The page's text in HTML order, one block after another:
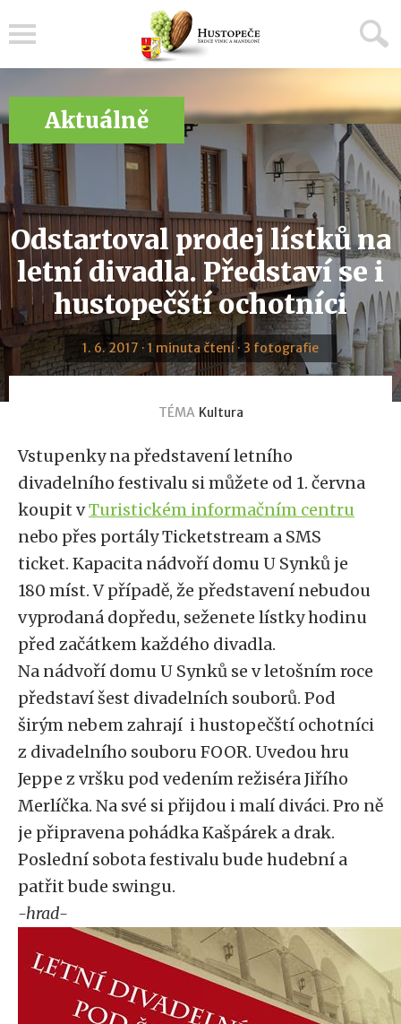
Aktuálně
Odstartoval prodej lístků na
letní divadla. Představí se i
hustopečští ochotníci
1. 6. 2017 · 1 minuta čtení · 3 fotografie
TÉMA Kultura
Vstupenky na představení letního
divadelního festivalu si můžete od 1. června
koupit vTuristickém informačním centru
nebo přes portály Ticketstream a SMS
ticket. Kapacita nádvoří domu U Synků je
180 míst. V případě, že představení nebudou
vyprodaná dopředu, seženete lístky hodinu
před začátkem každého divadla.
Na nádvoří domu U Synků se v letošním roce
představí šest divadelních souborů. Pod
širým nebem zahrají i hustopečští ochotníci
z divadelního souboru FOOR. Uvedou hru
Jeppe z vršku pod vedením režiséra Jiřího
Merlíčka. Na své si přijdou i malí diváci. Pro ně
je připravena pohádka Kašpárek a drak.
Poslední sobota festivalu bude hudební a
patřit bude swingu.
-hrad-